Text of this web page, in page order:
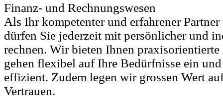
Finanz- und Rechnungswesen
Als Ihr kompetenter und erfahrener
dürfen Sie jederzeit mit persönlicher und
rechnen. Wir bieten Ihnen
gehen flexibel auf Ihre Bedürfnisse ein
effizient. Zudem legen wir grossen Wert
Vertrauen.